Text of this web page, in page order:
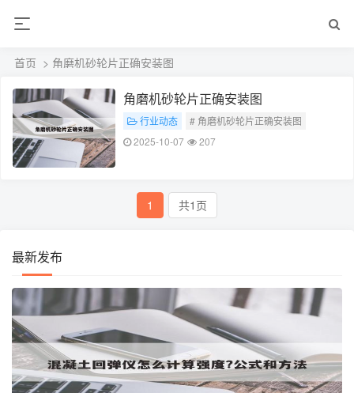
首页 > 角磨机砂轮片正确安装图
角磨机砂轮片正确安装图
行业动态
# 角磨机砂轮片正确安装图
2025-10-07
207
1 共1页
最新发布